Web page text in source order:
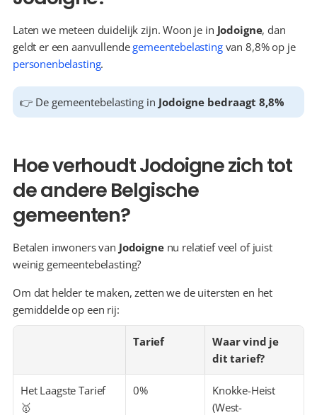
Laten we meteen duidelijk zijn. Woon je in Jodoigne, dan
geldt er een aanvullende gemeentebelasting
van 8,8% op je
personenbelasting.
👉 De gemeentebelasting in Jodoigne bedraagt 8,8%
Hoe verhoudt Jodoigne zich tot
de andere Belgische
gemeenten?
Betalen inwoners van Jodoigne nu relatief veel of juist
weinig gemeentebelasting?
Om dat helder te maken, zetten we de uitersten en het
gemiddelde op een rij:
Tarief
Waar vind je
dit tarief?
Het Laagste Tarief
🥇
0%
Knokke-Heist
(West-